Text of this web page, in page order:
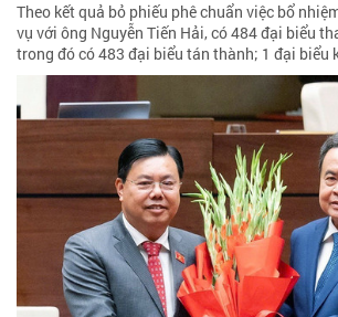
Theo kết quả bỏ phiếu phê chuẩn việc bổ
vụ với ông Nguyễn Tiến Hải, có 484 đại biểu
trong đó có 483 đại biểu tán thành; 1 đại biểu